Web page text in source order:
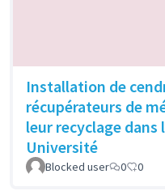
Installation de
récupérateurs de
leur recyclage dans
Université
Blocked user 0 0